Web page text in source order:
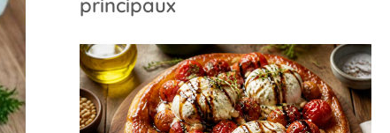
principaux